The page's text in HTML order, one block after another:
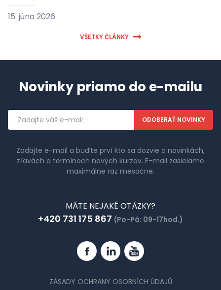
15. júna 2026
VŠETKY ČLÁNKY
Novinky priamo do e-mailu
Emailová
adresa
Zadajte e-mail a buďte prví kto sa dozvie o novinkách,
zľavách a termínoch nových kurzov. E-mail zasielame
maximálne raz mesačne.
MÁTE NEJAKÉ OTÁZKY?
+420 731 175 867 (Po-Pá: 09-17hod.)
FacebookLinkedinYouTube
ZÁSADY OCHRANY OSOBNÍCH ÚDAJŮ